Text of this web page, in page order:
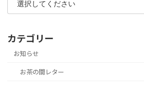
カテゴリー
お知らせ
お茶の間レター